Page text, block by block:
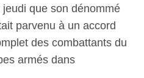
que son dénommé
parvenu à un accord
des combattants du
armés dans